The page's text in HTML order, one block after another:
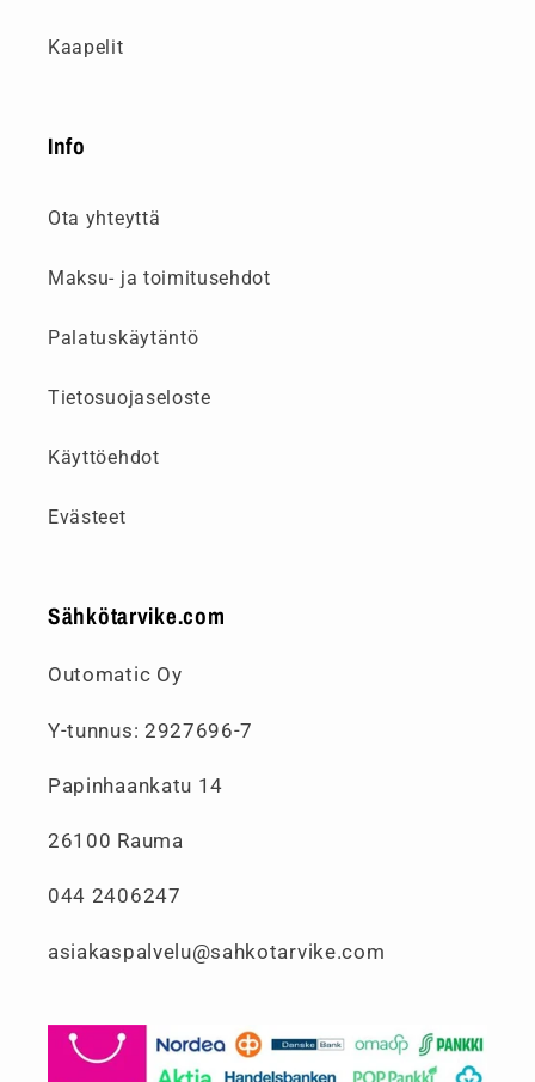
Kaapelit
Info
Ota yhteyttä
Maksu- ja toimitusehdot
Palatuskäytäntö
Tietosuojaseloste
Käyttöehdot
Evästeet
Sähkötarvike.com
Outomatic Oy
Y-tunnus: 2927696-7
Papinhaankatu 14
26100 Rauma
044 2406247
asiakaspalvelu@sahkotarvike.com